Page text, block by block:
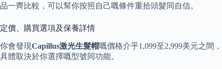
品一齊比較，可以幫你按照自己嘅條件重拾頭髮同自信。
定價、購買選項及保養詳情
你會發現Capillus激光生髮帽嘅價格介乎1,099至2,999美元之間，
具體取決於你選擇嘅型號同功能。